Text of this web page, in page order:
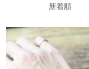
新着順